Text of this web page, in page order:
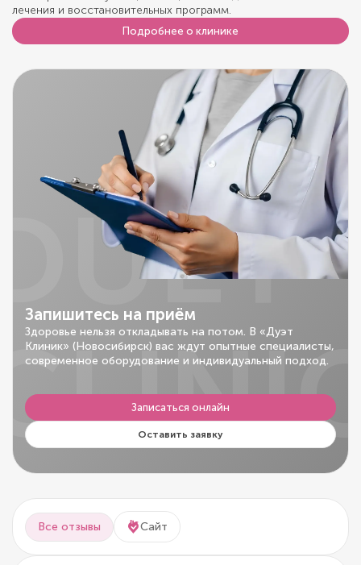
лечения и восстановительных программ.
Подробнее о клинике
Запишитесь на приём
Здоровье нельзя откладывать на потом. В «Дуэт
Клиник» (Новосибирск) вас ждут опытные специалисты,
современное оборудование и индивидуальный подход.
Записаться онлайн
Оставить заявку
Все отзывы Сайт